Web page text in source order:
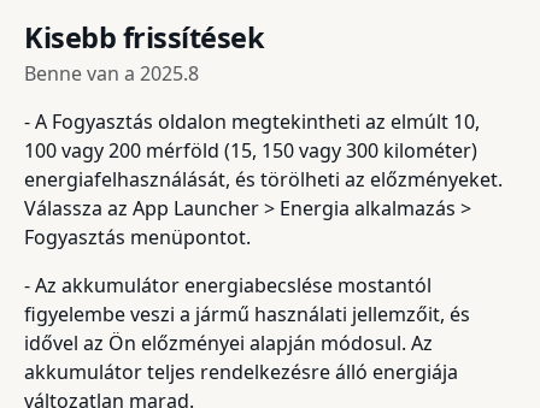
Kisebb frissítések
Benne van a 2025.8
- A Fogyasztás oldalon megtekintheti az elmúlt 10,
100 vagy 200 mérföld (15, 150 vagy 300 kilométer)
energiafelhasználását, és törölheti az előzményeket.
Válassza az App Launcher > Energia alkalmazás >
Fogyasztás menüpontot.
- Az akkumulátor energiabecslése mostantól
figyelembe veszi a jármű használati jellemzőit, és
idővel az Ön előzményei alapján módosul. Az
akkumulátor teljes rendelkezésre álló energiája
változatlan marad.